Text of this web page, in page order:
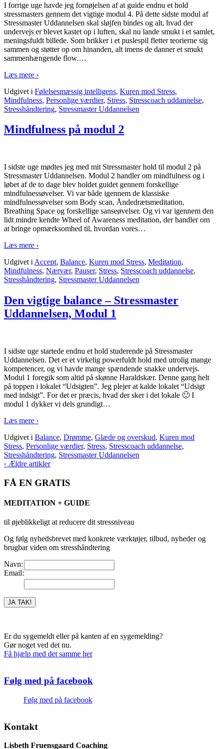
I forrige uge havde jeg fornøjelsen af at guide endnu et hold
stressmasters gennem det vigtige modul 4. På dette sidste modul af
Stressmaster Uddannelsen skal sløjfen bindes og alt, hvad der
undervejs er blevet kastet op i luften, skal nu lande smukt i et samlet,
meningsfuldt billede. Som brikker i et puslespil fletter teorierne sig
sammen og støtter op om hinanden, alt imens de danner et smukt
sammenhængende flow.…
Læs mere ›
Udgivet i Følelsesmæssig intelligens, Kuren mod Stress,
Mindfulness, Personlige værdier, Stress, Stresscoach uddannelse,
Stresshåndtering, Stressmaster Uddannelsen
Mindfulness på modul 2
I sidste uge mødtes jeg med mit Stressmaster hold til modul 2 på
Stressmaster Uddannelsen. Modul 2 handler om mindfulness og i
løbet af de to dage blev holdet guidet gennem forskellige
mindfulnessøvelser. Vi var både igennem de klassiske
mindfulnessøvelser som Body scan, Åndedrætsmeditation,
Breathing Space og forskellige sanseøvelser. Og vi var igennem den
lidt mindre kendte Wheel of Awareness meditation, der handler om
at bringe opmærksomhed til, hvordan vores…
Læs mere ›
Udgivet i Accept, Balance, Kuren mod Stress, Meditation,
Mindfulness, Nærvær, Pauser, Stress, Stresscoach uddannelse,
Stresshåndtering, Stressmaster Uddannelsen
Den vigtige balance – Stressmaster
Uddannelsen, Modul 1
I sidste uge startede endnu et hold studerende på Stressmaster
Uddannelsen. Det er et virkelig powerfuldt hold med utrolig mange
kompetencer, og vi havde mange spændende snakke undervejs.
Modul 1 foregik som altid på skønne Haraldskær. Denne gang helt
på toppen i lokalet “Udsigten”. Jeg plejer at kalde lokalet “Udsigt
med indsigt”. For det er præcis, hvad der sker i det lokale 🙂 I
modul 1 dykker vi dels grundigt…
Læs mere ›
Udgivet i Balance, Drømme, Glæde og overskud, Kuren mod
Stress, Personlige værdier, Stress, Stresscoach uddannelse,
Stresshåndtering, Stressmaster Uddannelsen
‹ Ældre artikler
FÅ EN GRATIS
MEDITATION + GUIDE
til øjeblikkeligt at reducere dit stressniveau
Og følg nyhedsbrevet med konkrete værktøjer, tilbud, nyheder og
brugbar viden om stresshåndtering
Navn:
Email:
Er du sygemeldt eller på kanten af en sygemelding?
Gør noget ved det nu.
Få hjælp med det samme her
Følg med på facebook
Følg med på facebook
Kontakt
Lisbeth Fruensgaard Coaching